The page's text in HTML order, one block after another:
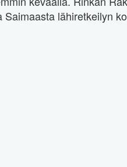
lähiretkeilyn